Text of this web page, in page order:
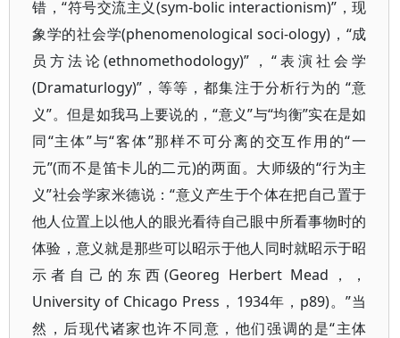
错，“符号交流主义(sym-bolic interactionism)”，现
象学的社会学(phenomenological soci-ology)，“成
员方法论(ethnomethodology)”，“表演社会学
(Dramaturlogy)”，等等，都集注于分析行为的 “意
义”。但是如我马上要说的，“意义”与“均衡”实在是如
同“主体”与“客体”那样不可分离的交互作用的“一
元”(而不是笛卡儿的二元)的两面。大师级的“行为主
义”社会学家米德说：“意义产生于个体在把自己置于
他人位置上以他人的眼光看待自己眼中所看事物时的
体验，意义就是那些可以昭示于他人同时就昭示于昭
示者自己的东西(Georeg Herbert Mead，，
University of Chicago Press，1934年，p89)。”当
然，后现代诸家也许不同意，他们强调的是“主体